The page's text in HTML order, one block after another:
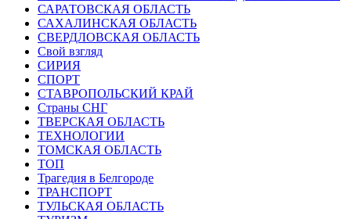
САРАТОВСКАЯ ОБЛАСТЬ
САХАЛИНСКАЯ ОБЛАСТЬ
СВЕРДЛОВСКАЯ ОБЛАСТЬ
Свой взгляд
СИРИЯ
СПОРТ
СТАВРОПОЛЬСКИЙ КРАЙ
Страны СНГ
ТВЕРСКАЯ ОБЛАСТЬ
ТЕХНОЛОГИИ
ТОМСКАЯ ОБЛАСТЬ
ТОП
Трагедия в Белгороде
ТРАНСПОРТ
ТУЛЬСКАЯ ОБЛАСТЬ